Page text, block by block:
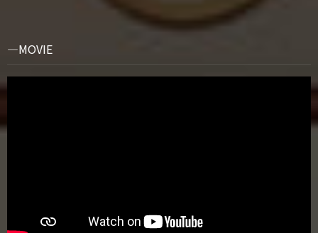
MOVIE